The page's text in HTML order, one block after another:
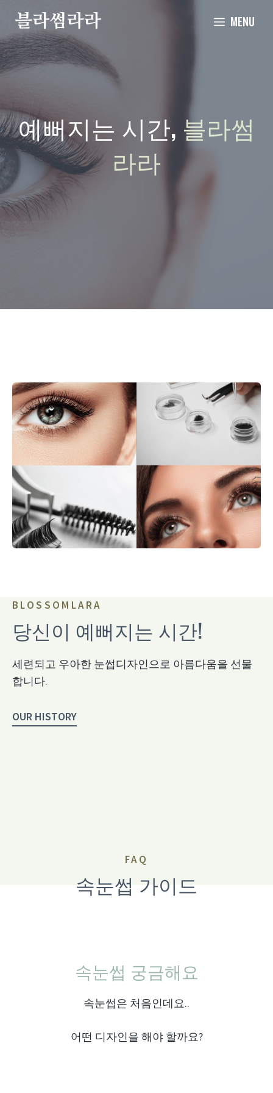
content
MENU
예뻐지는 시간, 블라썸
라라
BLOSSOMLARA
당신이 예뻐지는 시간!
세련되고 우아한 눈썹디자인으로 아름다움을 선물
합니다.
OUR HISTORY
FAQ
속눈썹 가이드
속눈썹 궁금해요
속눈썹은 처음인데요..
어떤 디자인을 해야 할까요?